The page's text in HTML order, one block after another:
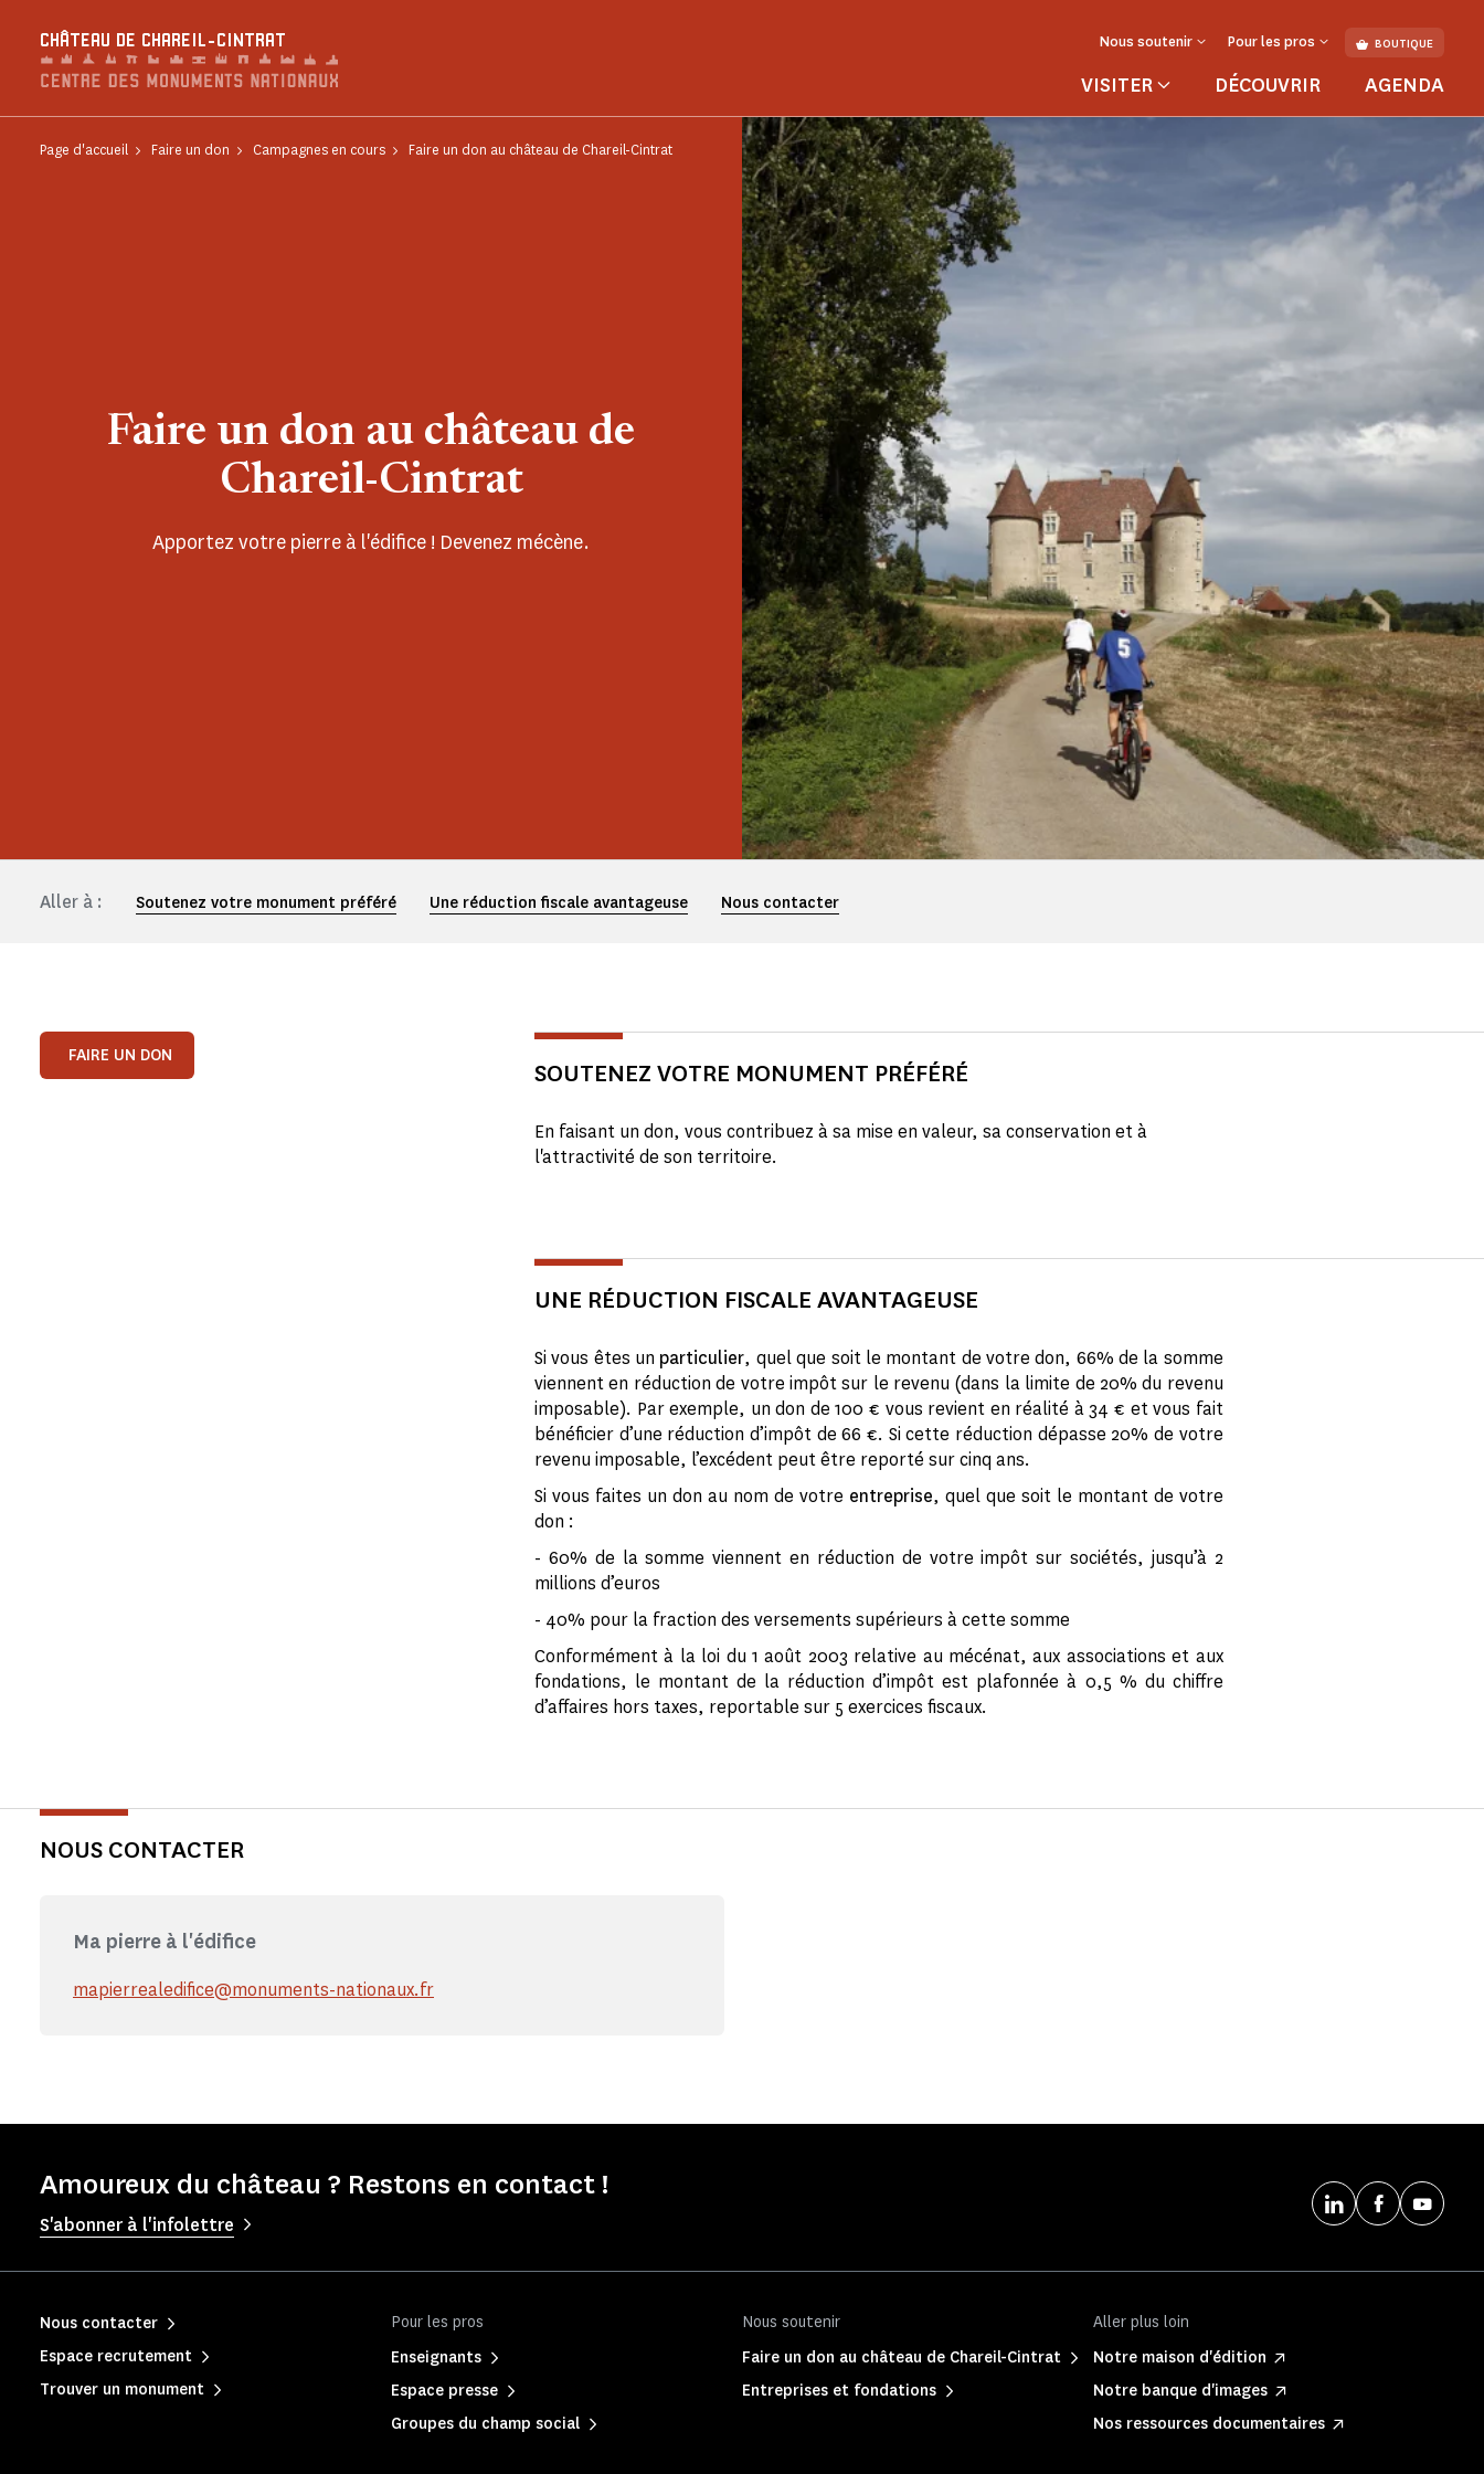
CHÂTEAU DE CHAREIL-CINTRAT Nous soutenir Pour les pros BOUTIQUE
VISITER DÉCOUVRIR AGENDA
Page d'accueil Faire un don Campagnes en cours Faire un don au château de Chareil-Cintrat
Faire un don au château de
Chareil-Cintrat
Apportez votre pierre à l'édifice ! Devenez mécène.
Aller à : Soutenez votre monument préféré Une réduction fiscale avantageuse Nous contacter
FAIRE UN DON
SOUTENEZ VOTRE MONUMENT PRÉFÉRÉ
En faisant un don, vous contribuez à sa mise en valeur, sa conservation et à
l'attractivité de son territoire.
UNE RÉDUCTION FISCALE AVANTAGEUSE
Si vous êtes un particulier, quel que soit le montant de votre don, 66% de la somme
viennent en réduction de votre impôt sur le revenu (dans la limite de 20% du revenu
imposable). Par exemple, un don de 100 € vous revient en réalité à 34 € et vous fait
bénéficier d’une réduction d’impôt de 66 €. Si cette réduction dépasse 20% de votre
revenu imposable, l’excédent peut être reporté sur cinq ans.
Si vous faites un don au nom de votre entreprise, quel que soit le montant de votre
don :
- 60% de la somme viennent en réduction de votre impôt sur sociétés, jusqu’à 2
millions d’euros
- 40% pour la fraction des versements supérieurs à cette somme
Conformément à la loi du 1 août 2003 relative au mécénat, aux associations et aux
fondations, le montant de la réduction d’impôt est plafonnée à 0,5 % du chiffre
d’affaires hors taxes, reportable sur 5 exercices fiscaux.
NOUS CONTACTER
Ma pierre à l'édifice
mapierrealedifice@monuments-nationaux.fr
Amoureux du château ? Restons en contact !
S'abonner à l'infolettre
Pour les pros
Enseignants
Espace presse
Groupes du champ social
Nous soutenir
Faire un don au château de Chareil-Cintrat
Entreprises et fondations
Aller plus loin
Notre maison d'édition
Notre banque d'images
Nos ressources documentaires
Nous contacter
Espace recrutement
Trouver un monument